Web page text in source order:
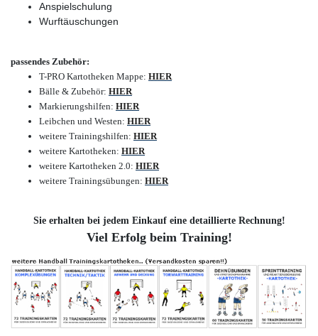
Anspielschulung
Wurftäuschungen
passendes Zubehör:
T-PRO Kartotheken Mappe: HIER
Bälle & Zubehör: HIER
Markierungshilfen: HIER
Leibchen und Westen: HIER
weitere Trainingshilfen: HIER
weitere Kartotheken: HIER
weitere Kartotheken 2.0: HIER
weitere Trainingsübungen: HIER
Sie erhalten bei jedem Einkauf eine detaillierte Rechnung!
Viel Erfolg beim Training!